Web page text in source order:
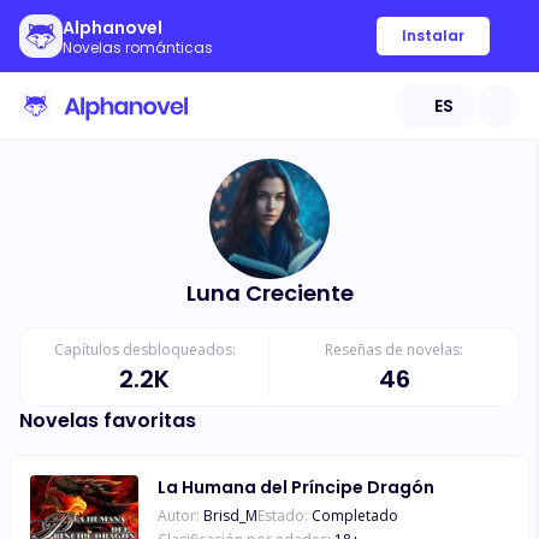
Alphanovel
Novelas románticas
Instalar
ES
Luna Creciente
Capítulos desbloqueados:
2.2K
Reseñas de novelas:
46
Novelas favoritas
La Humana del Príncipe Dragón
Autor: Brisd_MEstado: Completado